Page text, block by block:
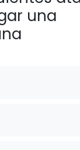
una